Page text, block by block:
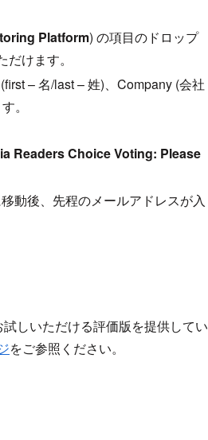
Platform) の項目のドロップ
だけます。
– 名/last – 姓)、Company (会社
。
Readers Choice Voting: Please
動後、先程のメールアドレスが入
しいただける評価版を提供してい
をご参照ください。